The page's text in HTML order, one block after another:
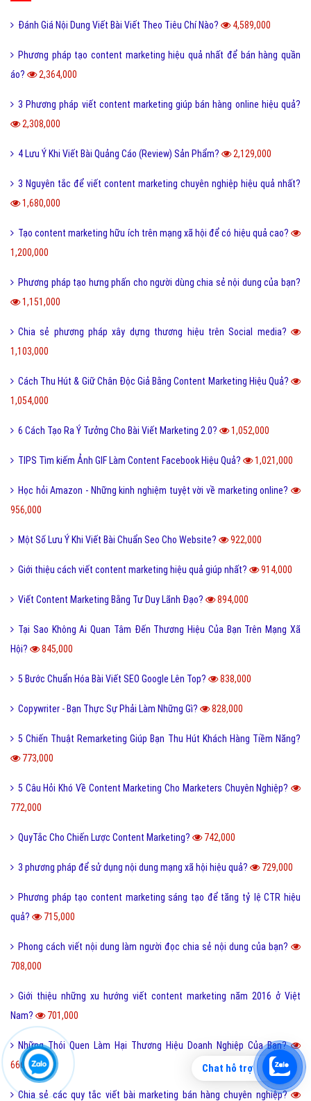
Đánh Giá Nội Dung Viết Bài Viết Theo Tiêu Chí Nào? 4,589,000
Phương pháp tạo content marketing hiệu quả nhất để bán hàng quần
áo?
2,364,000
3 Phương pháp viết content marketing giúp bán hàng online hiệu quả?
2,308,000
4 Lưu Ý Khi Viết Bài Quảng Cáo (Review) Sản Phẩm? 2,129,000
3 Nguyên tắc để viết content marketing chuyên nghiệp hiệu quả nhất?
1,680,000
Tạo content marketing hữu ích trên mạng xã hội để có hiệu quả cao?
1,200,000
Phương pháp tạo hưng phấn cho người dùng chia sẻ nội dung của bạn?
1,151,000
Chia sẻ phương pháp xây dựng thương hiệu trên Social media?
1,103,000
Cách Thu Hút & Giữ Chân Độc Giả Bằng Content Marketing Hiệu Quả?
1,054,000
6 Cách Tạo Ra Ý Tưởng Cho Bài Viết Marketing 2.0? 1,052,000
TIPS Tìm kiếm Ảnh GIF Làm Content Facebook Hiệu Quả? 1,021,000
Học hỏi Amazon - Những kinh nghiệm tuyệt vời về marketing online?
956,000
Một Số Lưu Ý Khi Viết Bài Chuẩn Seo Cho Website? 922,000
Giới thiệu cách viết content marketing hiệu quả giúp nhất? 914,000
Viết Content Marketing Bằng Tư Duy Lãnh Đạo? 894,000
Tại Sao Không Ai Quan Tâm Đến Thương Hiệu Của Bạn Trên Mạng Xã
Hội?
845,000
5 Bước Chuẩn Hóa Bài Viết SEO Google Lên Top? 838,000
Copywriter - Bạn Thực Sự Phải Làm Những Gì? 828,000
5 Chiến Thuật Remarketing Giúp Bạn Thu Hút Khách Hàng Tiềm Năng?
773,000
5 Câu Hỏi Khó Về Content Marketing Cho Marketers Chuyên Nghiệp?
772,000
QuyTắc Cho Chiến Lược Content Marketing? 742,000
3 phương pháp để sử dụng nội dung mạng xã hội hiệu quả? 729,000
Phương pháp tạo content marketing sáng tạo để tăng tỷ lệ CTR hiệu
quả?
715,000
Phong cách viết nội dung làm người đọc chia sẻ nội dung của bạn?
708,000
Giới thiệu những xu hướng viết content marketing năm 2016 ở Việt
Nam?
701,000
Những Thói Quen Làm Hại Thương Hiệu Doanh Nghiệp Của Bạn?
666,000
Chia sẻ các quy tắc viết bài marketing bán hàng chuyên nghiệp?
Chat hỗ trợ